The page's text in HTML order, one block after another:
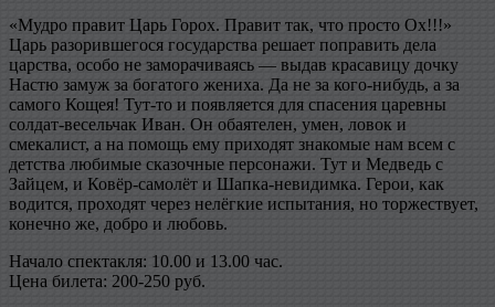
«Мудро правит Царь Горох. Правит так, что просто Ох!!!»
Царь разорившегося государства решает поправить дела
царства, особо не заморачиваясь — выдав красавицу дочку
Настю замуж за богатого жениха. Да не за кого-нибудь, а за
самого Кощея! Тут-то и появляется для спасения царевны
солдат-весельчак Иван. Он обаятелен, умен, ловок и
смекалист, а на помощь ему приходят знакомые нам всем с
детства любимые сказочные персонажи. Тут и Медведь с
Зайцем, и Ковёр-самолёт и Шапка-невидимка. Герои, как
водится, проходят через нелёгкие испытания, но торжествует,
конечно же, добро и любовь.
Начало спектакля: 10.00 и 13.00 час.
Цена билета: 200-250 руб.